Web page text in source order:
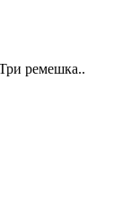
ремешка..